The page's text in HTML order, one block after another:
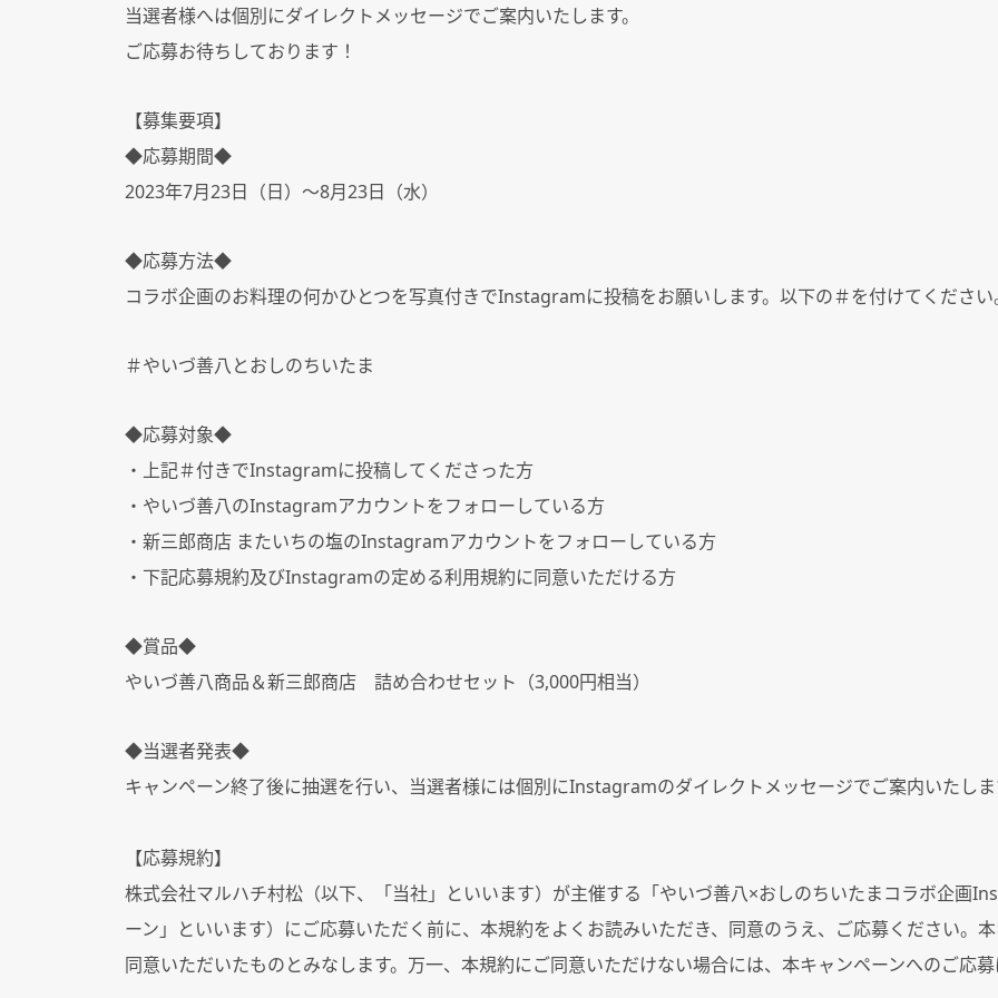
当選者様へは個別にダイレクトメッセージでご案内いたします。
ご応募お待ちしております！
【募集要項】
◆応募期間◆
2023年7月23日（日）～8月23日（水）
◆応募方法◆
コラボ企画のお料理の何かひとつを写真付きでInstagramに投稿をお願いします。以下の＃を付けてください
＃やいづ善八とおしのちいたま
◆応募対象◆
・上記＃付きでInstagramに投稿してくださった方
・やいづ善八のInstagramアカウントをフォローしている方
・新三郎商店 またいちの塩のInstagramアカウントをフォローしている方
・下記応募規約及びInstagramの定める利用規約に同意いただける方
◆賞品◆
やいづ善八商品＆新三郎商店 詰め合わせセット（3,000円相当）
◆当選者発表◆
キャンペーン終了後に抽選を行い、当選者様には個別にInstagramのダイレクトメッセージでご案内いたし
【応募規約】
株式会社マルハチ村松（以下、「当社」といいます）が主催する「やいづ善八×おしのちいたまコラボ企画
ーン」といいます）にご応募いただく前に、本規約をよくお読みいただき、同意のうえ、ご応募ください。
同意いただいたものとみなします。万一、本規約にご同意いただけない場合には、本キャンペーンへのご応